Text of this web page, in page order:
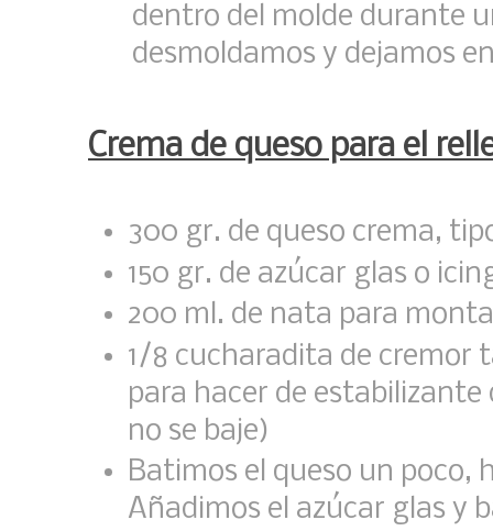
dentro del molde durante
desmoldamos y dejamos
Crema de queso para el
300 gr. de queso crema,
150 gr. de azúcar glas o
200 ml. de nata para
1/8 cucharadita de cremor
para hacer de
no se baje)
Batimos el queso un poco,
Añadimos el azúcar glas y